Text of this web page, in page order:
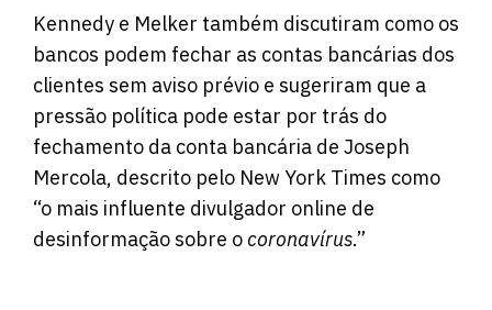
Kennedy e Melker também discutiram como os
bancos podem fechar as contas bancárias dos
clientes sem aviso prévio e sugeriram que a
pressão política pode estar por trás do
fechamento da conta bancária de Joseph
Mercola, descrito pelo New York Times como
“o mais influente divulgador online de
desinformação sobre ocoronavírus.”